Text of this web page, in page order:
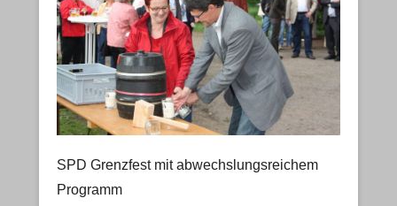
SPD Grenzfest mit abwechslungsreichem
Programm